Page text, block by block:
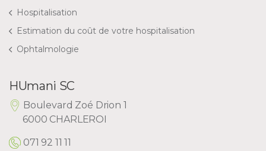
Hospitalisation
Estimation du coût de votre hospitalisation
Ophtalmologie
HUmani SC
Boulevard Zoé Drion 1
6000 CHARLEROI
071 92 11 11